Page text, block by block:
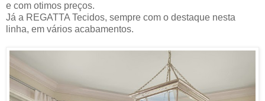
e com otimos preços.
Já a REGATTA Tecidos, sempre com o destaque nesta
linha, em vários acabamentos.